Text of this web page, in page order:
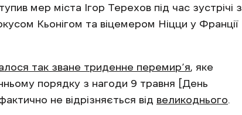
мер міста Ігор Терехов під час зустрічі з
Кьонігом та віцемером Ніцци у Франції
так зване триденне перемир’я, яке
порядку з нагоди 9 травня [День
не відрізняється від великоднього.